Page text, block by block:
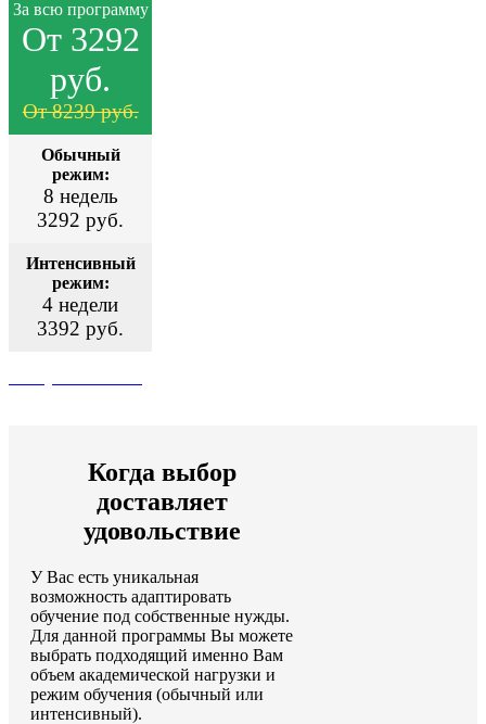
За всю программу
От 3292
руб.
От 8239 руб.
Обычный
режим:
8 недель
3292 руб.
Интенсивный
режим:
4 недели
3392 руб.
Когда выбор
доставляет
удовольствие
У Вас есть уникальная
возможность адаптировать
обучение под собственные нужды.
Для данной программы Вы можете
выбрать подходящий именно Вам
объем академической нагрузки и
режим обучения (обычный или
интенсивный).